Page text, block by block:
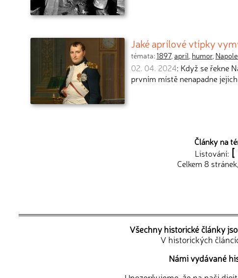
Jaké aprílové vtípky
témata:1897,apríl, humor,
02. 04. 2024: Když se řekne
prvním místě nenapadne
Články na
Listování: [
Celkem 8
Všechny historické články
V historických
Námi vydávané